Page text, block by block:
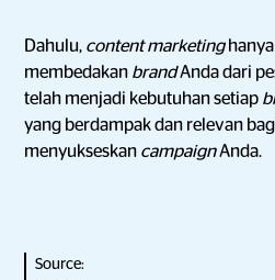
Dahulu, content marketing
membedakan brandAnda dari
telah menjadi kebutuhan setiap
yang berdampak dan relevan
menyukseskan campaignAnda.
Source: